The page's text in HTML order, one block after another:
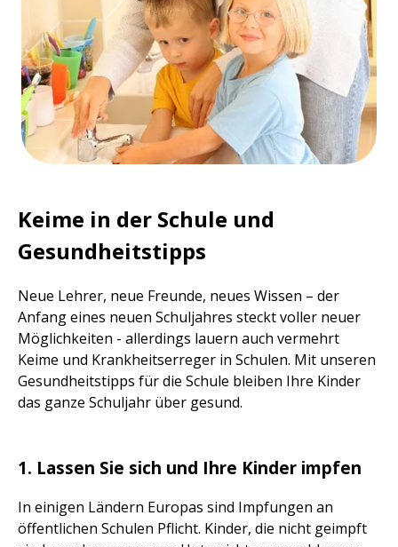
Keime in der Schule und
Gesundheitstipps
Neue Lehrer, neue Freunde, neues Wissen – der
Anfang eines neuen Schuljahres steckt voller neuer
Möglichkeiten - allerdings lauern auch vermehrt
Keime und Krankheitserreger in Schulen. Mit unseren
Gesundheitstipps für die Schule bleiben Ihre Kinder
das ganze Schuljahr über gesund.
1. Lassen Sie sich und Ihre Kinder impfen
In einigen Ländern Europas sind Impfungen an
öffentlichen Schulen Pflicht. Kinder, die nicht geimpft